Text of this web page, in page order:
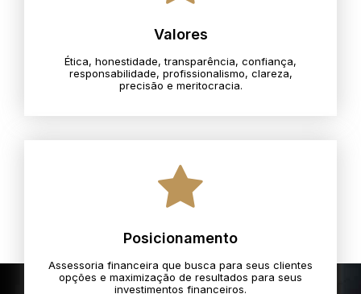
Valores
Ética, honestidade, transparência, confiança,
responsabilidade, profissionalismo, clareza,
precisão e meritocracia.​
Posicionamento
Assessoria financeira que busca para seus clientes
opções e maximização de resultados para seus
investimentos financeiros.